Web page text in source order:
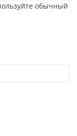
обычный